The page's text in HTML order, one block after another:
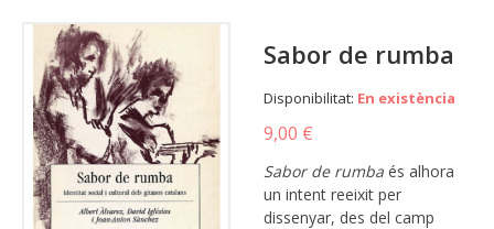
Sabor de rumba
Disponibilitat: En existència
9,00 €
Sabor de rumba és alhora
un intent reeixit per
dissenyar, des del camp